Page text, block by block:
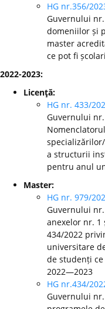
HG nr.356/
Guvernului
domeniilor și
master
ce pot fi
2022-2023:
Licenţă:
HG nr. 433/
Guvernului
a structurii
pentru anul
Master:
HG nr. 979/
Guvernului
anexelor nr. 1
434/2022
universitare
de studenți
2022—2023
HG nr.434/
Guvernului